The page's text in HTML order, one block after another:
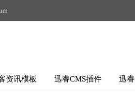
资讯模板 迅睿CMS插件 迅